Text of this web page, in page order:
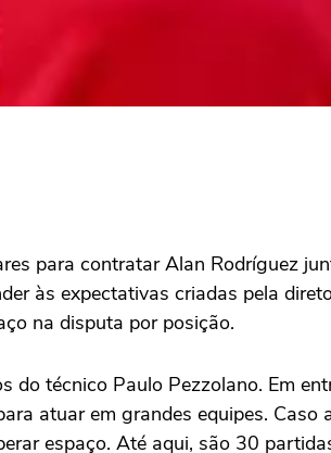
para contratar Alan Rodríguez
às expectativas criadas pela
na disputa por posição.
do técnico Paulo Pezzolano. Em
atuar em grandes equipes.
espaço. Até aqui, são 30